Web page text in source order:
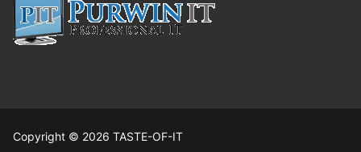
Copyright © 2026 TASTE-OF-IT